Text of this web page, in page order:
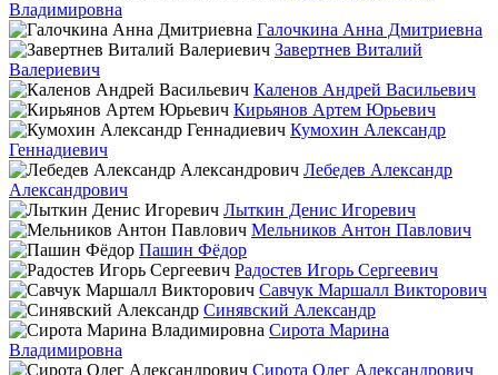
Владимировна
Галочкина Анна Дмитриевна
Завертнев Виталий
Валериевич
Каленов Андрей Васильевич
Кирьянов Артем Юрьевич
Кумохин Александр
Геннадиевич
Лебедев Александр
Александрович
Лыткин Денис Игоревич
Мельников Антон Павлович
Пашин Фёдор
Радостев Игорь Сергеевич
Савчук Маршалл Викторович
Синявский Александр
Сирота Марина
Владимировна
Сирота Олег Александрович